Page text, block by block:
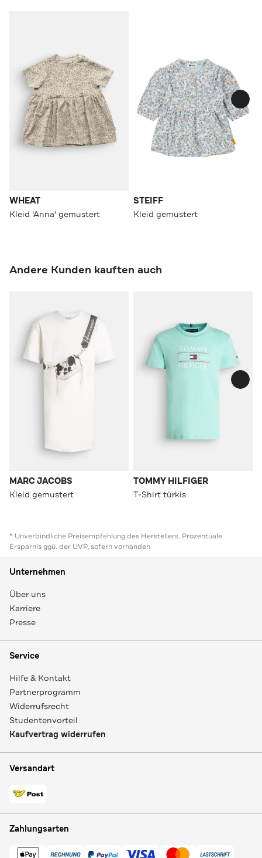
WHEAT
Kleid 'Anna' gemustert
STEIFF
Kleid gemustert
Andere Kunden kauften auch
MARC JACOBS
Kleid gemustert
TOMMY HILFIGER
T-Shirt türkis
* Unverbindliche Preisempfehlung des Herstellers. Prozentuale
Ersparnis ggü. der UVP, sofern vorhanden
Unternehmen
Über uns
Karriere
Presse
Service
Hilfe & Kontakt
Partnerprogramm
Widerrufsrecht
Studentenvorteil
Kaufvertrag widerrufen
Versandart
Zahlungsarten